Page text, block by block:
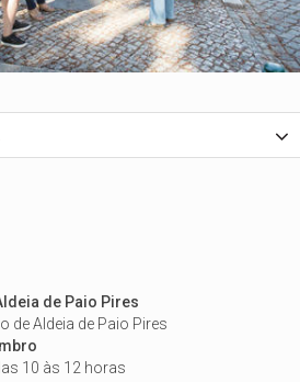
de Paio Pires
de Aldeia de Paio Pires
10 às 12 horas